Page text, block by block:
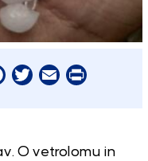
Facebook
Twitter
EmailPrint
O vetrolomu in